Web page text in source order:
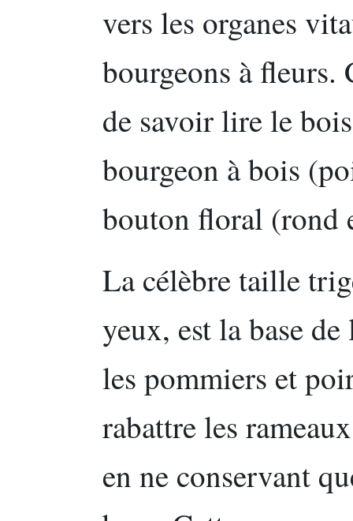
vers les organes
bourgeons à fleurs.
de savoir lire le
bourgeon à bois
bouton floral (rond
La célèbre taille
yeux, est la base
les pommiers et
rabattre les
en ne conservant